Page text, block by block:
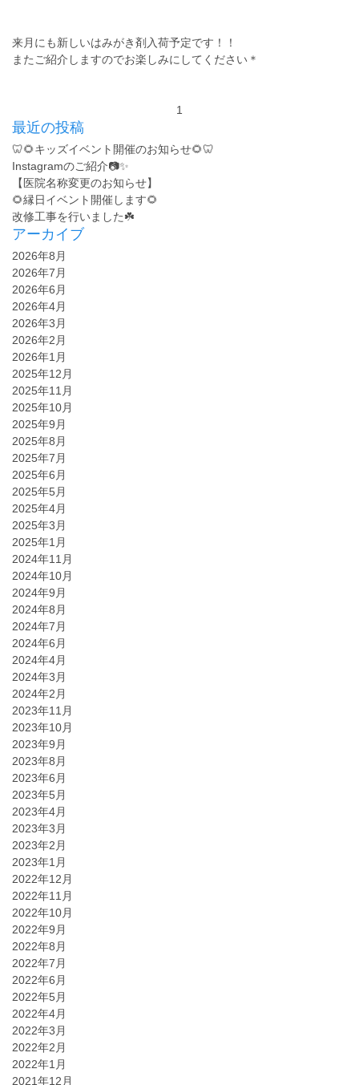
来月にも新しいはみがき剤入荷予定です！！
またご紹介しますのでお楽しみにしてください＊
1
最近の投稿
🦷🌻キッズイベント開催のお知らせ🌻🦷
Instagramのご紹介📷✨
【医院名称変更のお知らせ】
🌻縁日イベント開催します🌻
改修工事を行いました☘️
アーカイブ
2026年8月
2026年7月
2026年6月
2026年4月
2026年3月
2026年2月
2026年1月
2025年12月
2025年11月
2025年10月
2025年9月
2025年8月
2025年7月
2025年6月
2025年5月
2025年4月
2025年3月
2025年1月
2024年11月
2024年10月
2024年9月
2024年8月
2024年7月
2024年6月
2024年4月
2024年3月
2024年2月
2023年11月
2023年10月
2023年9月
2023年8月
2023年6月
2023年5月
2023年4月
2023年3月
2023年2月
2023年1月
2022年12月
2022年11月
2022年10月
2022年9月
2022年8月
2022年7月
2022年6月
2022年5月
2022年4月
2022年3月
2022年2月
2022年1月
2021年12月